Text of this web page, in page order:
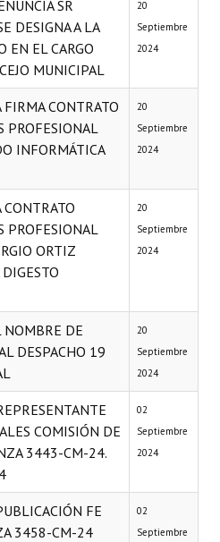
SR
DESIGNA A LA
EN EL CARGO
MUNICIPAL
20
Septiembre
2024
CONTRATO
PROFESIONAL
INFORMÁTICA
20
Septiembre
2024
PROFESIONAL
ORTIZ
20
Septiembre
2024
NOMBRE DE
DESPACHO 19
20
Septiembre
2024
COMISIÓN DE
3443-CM-24.
02
Septiembre
2024
FE
3458-CM-24
02
Septiembre